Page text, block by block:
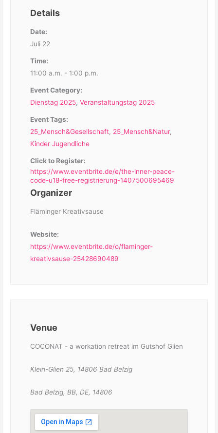
Details
Date:
Juli 22
Time:
11:00 a.m. - 1:00 p.m.
Event Category:
Dienstag 2025,Veranstaltungstag 2025
Event Tags:
25_Mensch&Gesellschaft, 25_Mensch&Natur,
Kinder Jugendliche
Click to Register:
https://www.eventbrite.de/e/the-inner-peace-
code-u18-free-registrierung-1407500695469
Organizer
Fläminger Kreativsause
Website:
https://www.eventbrite.de/o/flaminger-
kreativsause-25428690489
Venue
COCONAT - a workation retreat im Gutshof Glien
Klein-Glien 25, 14806 Bad Belzig
Bad Belzig, BB, DE, 14806